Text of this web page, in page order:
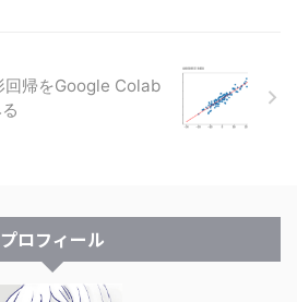
帰をGoogle Colab
プロフィール